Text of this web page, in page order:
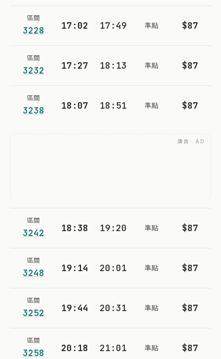
區間
3228 17:02 17:49 準點 $87
區間
3232 17:27 18:13 準點 $87
區間
3238 18:07 18:51 準點 $87
廣告 · AD
區間
3242 18:38 19:20 準點 $87
區間
3248 19:14 20:01 準點 $87
區間
3252 19:44 20:31 準點 $87
區間
3258 20:18 21:01 準點 $87